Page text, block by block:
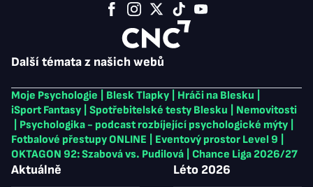
Další témata z našich webů
Moje Psychologie Blesk Tlapky Hráči na Blesku
iSport Fantasy
Spotřebitelské testy Blesku
Nemovitosti
Psychologika - podcast rozbíjející psychologické mýty
Fotbalové přestupy ONLINE
Eventový prostor Level 9
OKTAGON 92: Szabová vs. Pudilová
Chance Liga 2026/27
Aktuálně Léto 2026